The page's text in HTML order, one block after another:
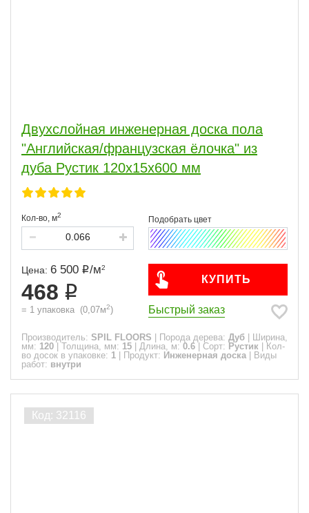
Двухслойная инженерная доска пола
"Английская/французская ёлочка" из
дуба Рустик 120х15х600 мм
Кол-во, м2
Цена: 6 500 /м2
468
= 1 упаковка (0,07м2)
КУПИТЬ
Быстрый заказ
Производитель: SPIL FLOORS Порода дерева: Дуб
Ширина,
мм: 120 Толщина, мм: 15 Длина, м: 0.6 Сорт: Рустик
Кол-
во досок в упаковке: 1 Продукт: Инженерная доска
Виды
работ: внутри